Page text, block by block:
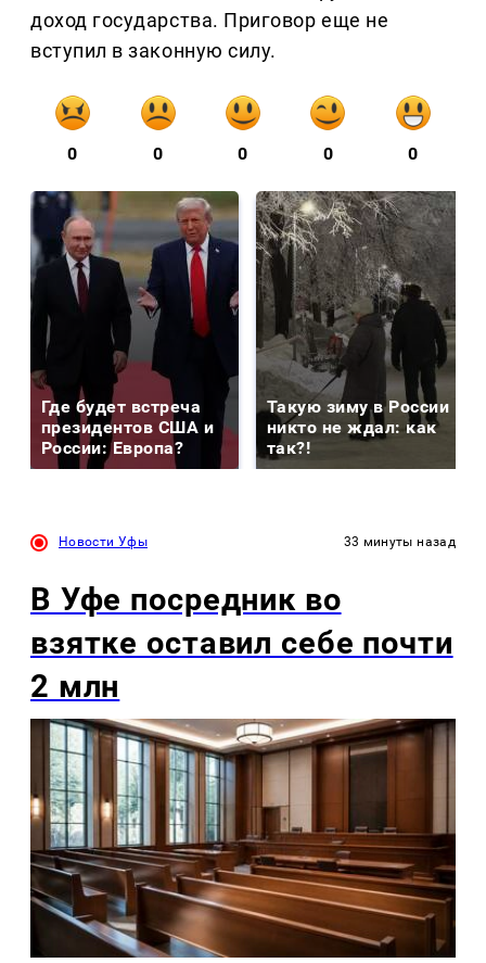
доход государства. Приговор еще не
вступил в законную силу.
0 0 0 0 0
Где будет встреча
президентов США и
России: Европа?
Такую зиму в России
никто не ждал: как
так?!
Новости Уфы 33 минуты назад
В Уфе посредник во
взятке оставил себе почти
2 млн